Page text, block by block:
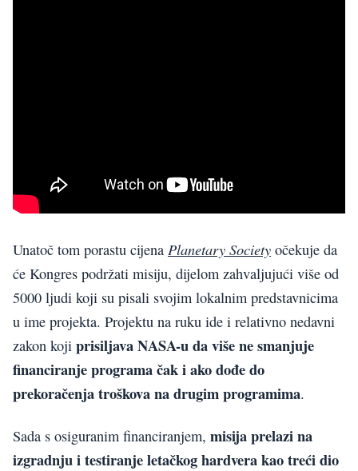
Unatoč tom porastu cijena Planetary Society očekuje da
će Kongres podržati misiju, dijelom zahvaljujući više od
5000 ljudi koji su pisali svojim lokalnim predstavnicima
u ime projekta. Projektu na ruku ide i relativno nedavni
zakon koji prisiljava NASA-u da više ne smanjuje
financiranje programa čak i ako dođe do
prekoračenja troškova na drugim programima.
Sada s osiguranim financiranjem, misija prelazi na
izgradnju i testiranje letačkog hardvera kao treći dio